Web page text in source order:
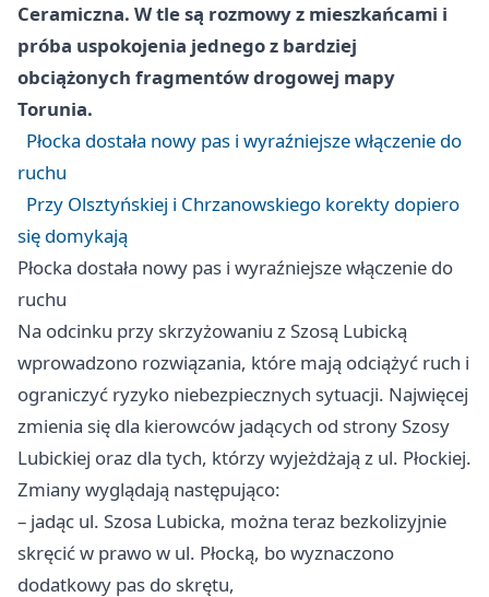
Ceramiczna. W tle są rozmowy z mieszkańcami i
próba uspokojenia jednego z bardziej
obciążonych fragmentów drogowej mapy
Torunia.
Płocka dostała nowy pas i wyraźniejsze włączenie do
ruchu
Przy Olsztyńskiej i Chrzanowskiego korekty dopiero
się domykają
Płocka dostała nowy pas i wyraźniejsze włączenie do
ruchu
Na odcinku przy skrzyżowaniu z Szosą Lubicką
wprowadzono rozwiązania, które mają odciążyć ruch i
ograniczyć ryzyko niebezpiecznych sytuacji. Najwięcej
zmienia się dla kierowców jadących od strony Szosy
Lubickiej oraz dla tych, którzy wyjeżdżają z ul. Płockiej.
Zmiany wyglądają następująco:
– jadąc ul. Szosa Lubicka, można teraz bezkolizyjnie
skręcić w prawo w ul. Płocką, bo wyznaczono
dodatkowy pas do skrętu,